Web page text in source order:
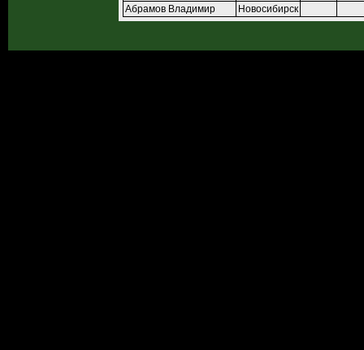
Абрамов Владимир
Новосибирск